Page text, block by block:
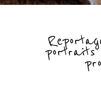
portraits